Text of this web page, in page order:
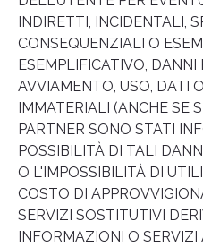
INDIRETTI, INCIDENTALI,
CONSEQUENZIALI O
ESEMPLIFICATIVO, DANNI
AVVIAMENTO, USO, DATI
IMMATERIALI (ANCHE SE
PARTNER SONO STATI
POSSIBILITÀ DI TALI
O L'IMPOSSIBILITÀ DI
COSTO DI
SERVIZI SOSTITUTIVI
INFORMAZIONI O